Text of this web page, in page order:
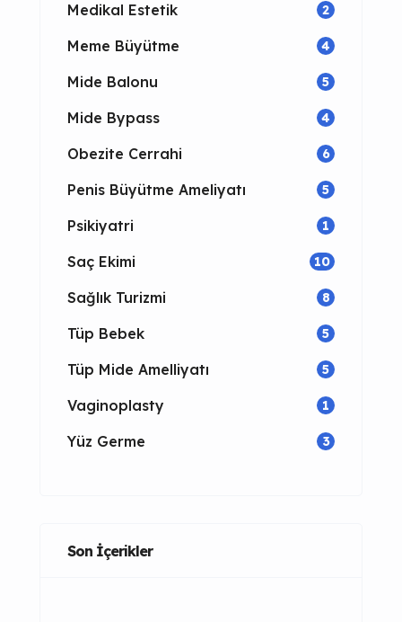
Medikal Estetik 2
Meme Büyütme 4
Mide Balonu 5
Mide Bypass 4
Obezite Cerrahi 6
Penis Büyütme Ameliyatı 5
Psikiyatri 1
Saç Ekimi 10
Sağlık Turizmi 8
Tüp Bebek 5
Tüp Mide Amelliyatı 5
Vaginoplasty 1
Yüz Germe 3
Son İçerikler